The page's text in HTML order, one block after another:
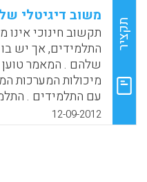
תקציר
משוב דיגיטלי
תקשוב חינוכי
התלמידים, אך יש
שלהם . המאמר
מיכולות המערכות
עם התלמידים .
העבודות שלהם
איסוף ממוחשב
12-09-2012